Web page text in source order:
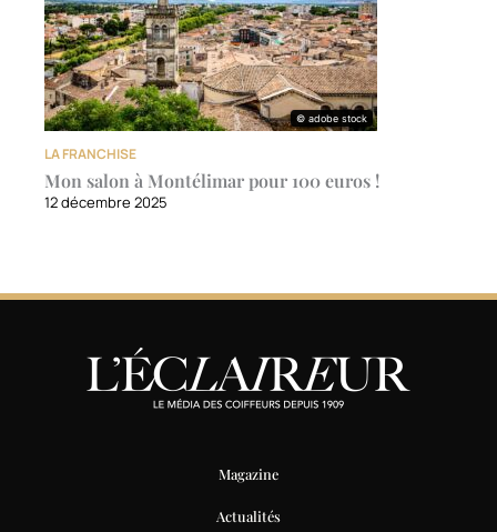
© adobe stock
© adobe stock
LA FRANCHISE
Mon salon à Montélimar pour 100 euros !
12 décembre 2025
Magazine
Actualités